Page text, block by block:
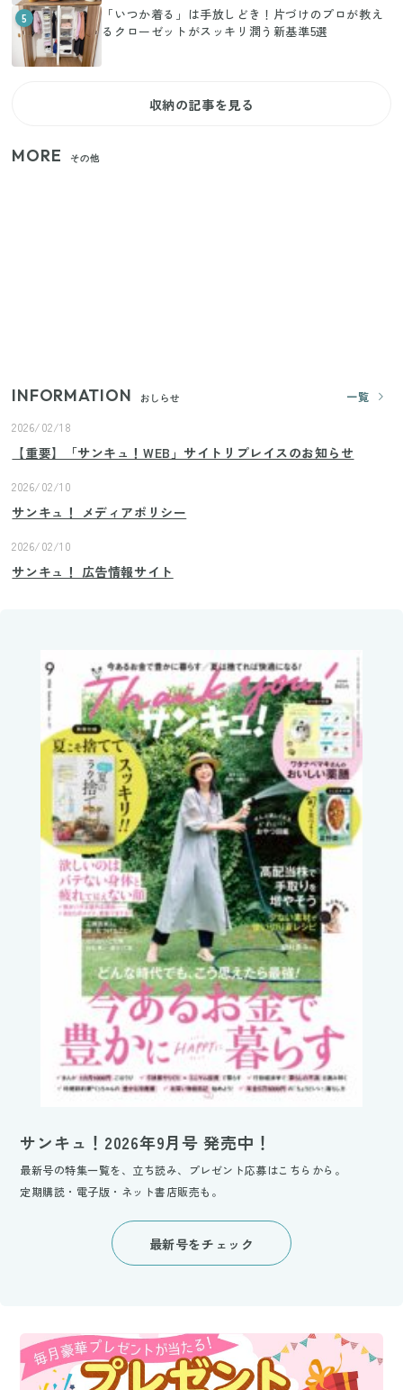
5
「いつか着る」は手放しどき！片づけのプロが教え
るクローゼットがスッキリ潤う新基準5選
収納の記事を見る
MORE その他
INFORMATION おしらせ
一覧
2026/02/18
【重要】「サンキュ！WEB」サイトリプレイスのお知らせ
2026/02/10
サンキュ！ メディアポリシー
2026/02/10
サンキュ！ 広告情報サイト
サンキュ！2026年9月号 発売中！
最新号の特集一覧を、立ち読み、プレゼント応募はこちらから。
定期購読・電子版・ネット書店販売も。
最新号をチェック